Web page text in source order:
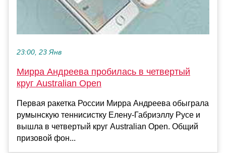
23:00, 23 Янв
Мирра Андреева пробилась в четвертый
круг Australian Open
Первая ракетка России Мирра Андреева обыграла
румынскую теннисистку Елену-Габриэллу Русе и
вышла в четвертый круг Australian Open. Общий
призовой фон...